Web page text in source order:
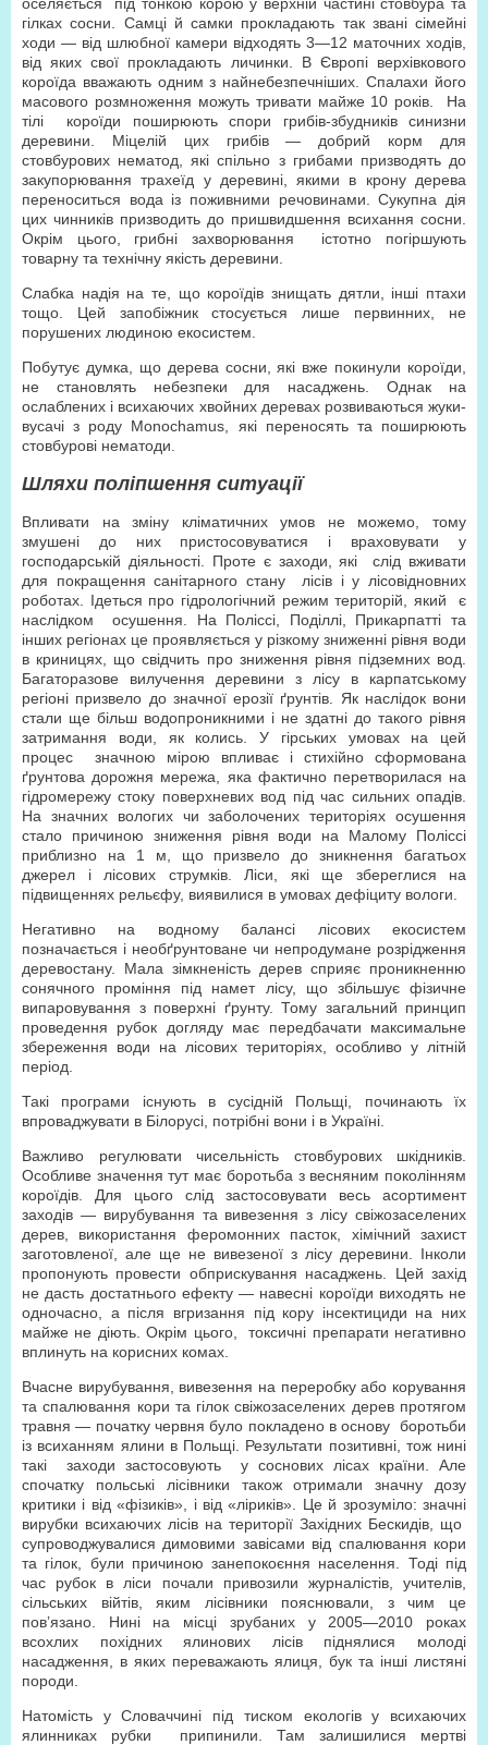
гілках сосни. Самці й самки прокладають так звані сімейні
ходи — від шлюбної камери відходять 3—12 маточних ходів,
від яких свої прокладають личинки. В Європі верхівкового
короїда вважають одним з найнебезпечніших. Спалахи його
масового розмноження можуть тривати майже 10 років. На
тілі короїди поширюють спори грибів-збудників синизни
деревини. Міцелій цих грибів — добрий корм для
стовбурових нематод, які спільно з грибами призводять до
закупорювання трахеїд у деревині, якими в крону дерева
переноситься вода із поживними речовинами. Сукупна дія
цих чинників призводить до пришвидшення всихання сосни.
Окрім цього, грибні захворювання істотно погіршують
товарну та технічну якість деревини.
Слабка надія на те, що короїдів знищать дятли, інші птахи
тощо. Цей запобіжник стосується лише первинних, не
порушених людиною екосистем.
Побутує думка, що дерева сосни, які вже покинули короїди,
не становлять небезпеки для насаджень. Однак на
ослаблених і всихаючих хвойних деревах розвиваються жуки-
вусачі з роду Monochamus, які переносять та поширюють
стовбурові нематоди.
Шляхи поліпшення ситуації
Впливати на зміну кліматичних умов не можемо, тому
змушені до них пристосовуватися і враховувати у
господарській діяльності. Проте є заходи, які слід вживати
для покращення санітарного стану лісів і у лісовідновних
роботах. Ідеться про гідрологічний режим територій, який є
наслідком осушення. На Поліссі, Поділлі, Прикарпатті та
інших регіонах це проявляється у різкому зниженні рівня води
в криницях, що свідчить про зниження рівня підземних вод.
Багаторазове вилучення деревини з лісу в карпатському
регіоні призвело до значної ерозії ґрунтів. Як наслідок вони
стали ще більш водопроникними і не здатні до такого рівня
затримання води, як колись. У гірських умовах на цей
процес значною мірою впливає і стихійно сформована
ґрунтова дорожня мережа, яка фактично перетворилася на
гідромережу стоку поверхневих вод під час сильних опадів.
На значних вологих чи заболочених територіях осушення
стало причиною зниження рівня води на Малому Поліссі
приблизно на 1 м, що призвело до зникнення багатьох
джерел і лісових струмків. Ліси, які ще збереглися на
підвищеннях рельєфу, виявилися в умовах дефіциту вологи.
Негативно на водному балансі лісових екосистем
позначається і необґрунтоване чи непродумане розрідження
деревостану. Мала зімкненість дерев сприяє проникненню
сонячного проміння під намет лісу, що збільшує фізичне
випаровування з поверхні ґрунту. Тому загальний принцип
проведення рубок догляду має передбачати максимальне
збереження води на лісових територіях, особливо у літній
період.
Такі програми існують в сусідній Польщі, починають їх
впроваджувати в Білорусі, потрібні вони і в Україні.
Важливо регулювати чисельність стовбурових шкідників.
Особливе значення тут має боротьба з весняним поколінням
короїдів. Для цього слід застосовувати весь асортимент
заходів — вирубування та вивезення з лісу свіжозаселених
дерев, використання феромонних пасток, хімічний захист
заготовленої, але ще не вивезеної з лісу деревини. Інколи
пропонують провести обприскування насаджень. Цей захід
не дасть достатнього ефекту — навесні короїди виходять не
одночасно, а після вгризання під кору інсектициди на них
майже не діють. Окрім цього, токсичні препарати негативно
вплинуть на корисних комах.
Вчасне вирубування, вивезення на переробку або корування
та спалювання кори та гілок свіжозаселених дерев протягом
травня — початку червня було покладено в основу боротьби
із всиханням ялини в Польщі. Результати позитивні, тож нині
такі заходи застосовують у соснових лісах країни. Але
спочатку польські лісівники також отримали значну дозу
критики і від «фізиків», і від «ліриків». Це й зрозуміло: значні
вирубки всихаючих лісів на території Західних Бескидів, що
супроводжувалися димовими завісами від спалювання кори
та гілок, були причиною занепокоєння населення. Тоді під
час рубок в ліси почали привозили журналістів, учителів,
сільських війтів, яким лісівники пояснювали, з чим це
пов’язано. Нині на місці зрубаних у 2005—2010 роках
всохлих похідних ялинових лісів піднялися молоді
насадження, в яких переважають ялиця, бук та інші листяні
породи.
Натомість у Словаччині під тиском екологів у всихаючих
ялинниках рубки припинили. Там залишилися мертві